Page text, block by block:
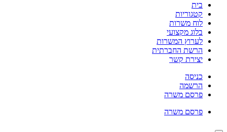
בית
קטגוריות
לוח משרות
בלוג מקצועי
לערוץ המשרות
הרשת החברתית
יצירת קשר
כניסה
הרשמה
פרסם משרה
פרסם משרה